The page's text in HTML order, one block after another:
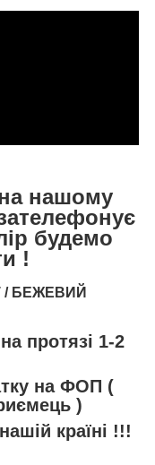
нашому
будемо
!
/ БЕЖЕВИЙ
протязі 1-2
на ФОП (
)
країні !!!